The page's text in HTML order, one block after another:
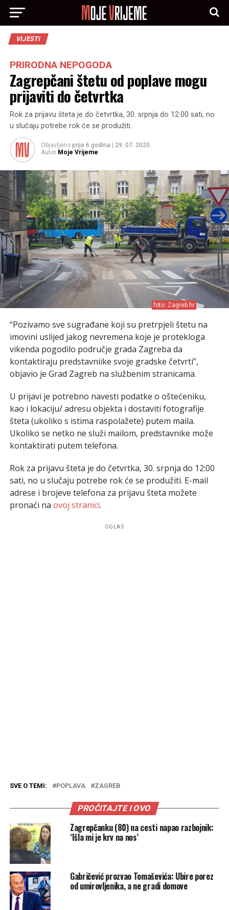
VIJESTI
PRIRODNA NEPOGODA
Zagrepčani štetu od poplave mogu
prijaviti do četvrtka
Rok za prijavu šteta je do četvrtka, 30. srpnja do 12:00 sati, no
u slučaju potrebe rok će se produžiti.
Objavljeno prije 6 godina
29. 07. 2020.
Autor Moje Vrijeme
foto: Zagreb.hr
“Pozivamo sve sugrađane koji su pretrpjeli štetu na
imovini uslijed jakog nevremena koje je protekloga
vikenda pogodilo područje grada Zagreba da
kontaktiraju predstavniike svoje gradske četvrti”,
objavio je Grad Zagreb na službenim stranicama.
U prijavi je potrebno navesti podatke o oštećeniku,
kao i lokaciju/ adresu objekta i dostaviti fotografije
šteta (ukoliko s istima raspolažete) putem maila.
Ukoliko se netko ne služi mailom, predstavnike može
kontaktirati putem telefona.
Rok za prijavu šteta je do četvrtka, 30. srpnja do 12:00
sati, no u slučaju potrebe rok će se produžiti. E-mail
adrese i brojeve telefona za prijavu šteta možete
pronaći na ovoj stranici.
OGLAS
SVE O TEMI: POPLAVA ZAGREB
PROČITAJTE I OVO
Zagrepčanku (80) na cesti napao razbojnik:
‘Išla mi je krv na nos’
Gabričević prozvao Tomaševića: Ubire porez
od umirovljenika, a ne gradi domove